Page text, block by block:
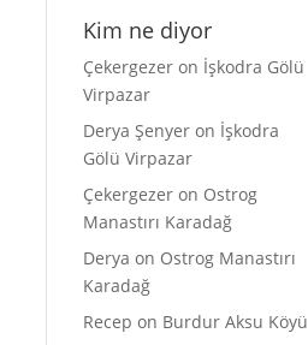
Kim ne diyor
Çekergezer on İşkodra Gölü
Virpazar
Derya Şenyer on İşkodra
Gölü Virpazar
Çekergezer on Ostrog
Manastırı Karadağ
Derya on Ostrog Manastırı
Karadağ
Recep on Burdur Aksu Köyü